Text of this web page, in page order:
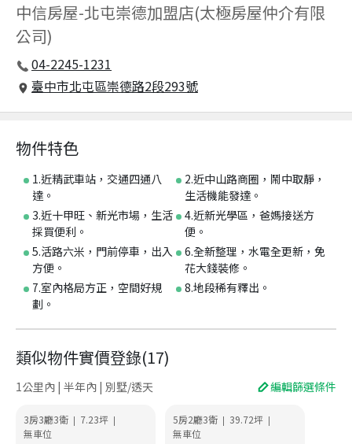
中信房屋-北屯崇德加盟店(太極房屋仲介有限
公司)
04-2245-1231
臺中市北屯區崇德路2段293號
物件特色
1.近精武車站，交通四通八
達。
2.近中山路商圈，鬧中取靜，
生活機能發達。
3.近十甲旺、新光市場，生活
採買便利。
4.近新光學區，爸媽接送方
便。
5.活路六米，門前停車，出入
方便。
6.全新整理，水電全更新，免
花大錢裝修。
7.室內格局方正，空間好規
劃。
8.地段稀有釋出。
類似物件實價登錄(17)
1公里內 | 半年內 | 別墅/透天 編輯篩選條件
3房3廳3衛 | 7.23坪 |
無車位
5房2廳3衛 | 39.72坪 |
無車位